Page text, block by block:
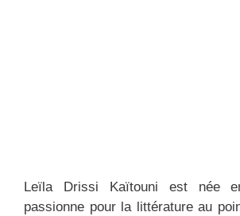
Leïla Drissi Kaïtouni est née
passionne pour la littérature au